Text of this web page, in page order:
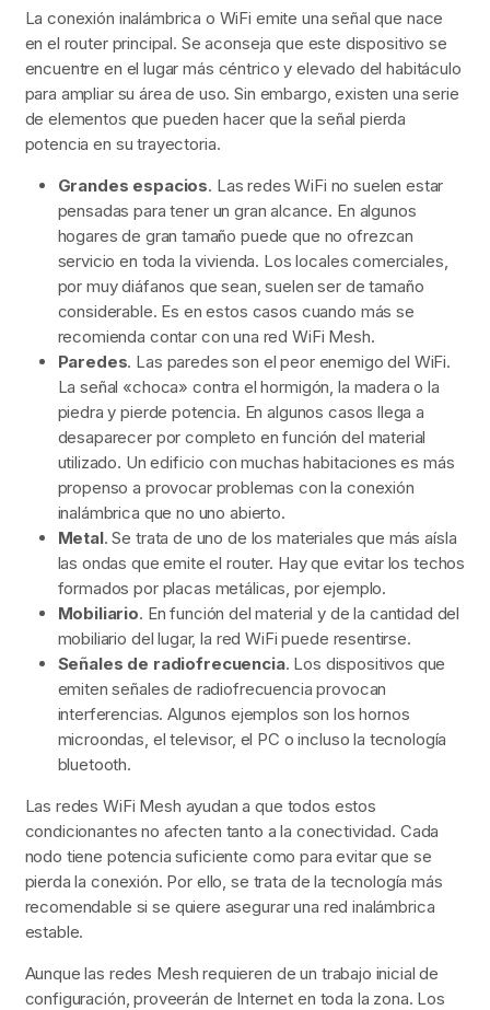
La conexión inalámbrica o WiFi emite una señal que nace
en el router principal. Se aconseja que este dispositivo se
encuentre en el lugar más céntrico y elevado del habitáculo
para ampliar su área de uso. Sin embargo, existen una serie
de elementos que pueden hacer que la señal pierda
potencia en su trayectoria.
Grandes espacios. Las redes WiFi no suelen estar
pensadas para tener un gran alcance. En algunos
hogares de gran tamaño puede que no ofrezcan
servicio en toda la vivienda. Los locales comerciales,
por muy diáfanos que sean, suelen ser de tamaño
considerable. Es en estos casos cuando más se
recomienda contar con una red WiFi Mesh.
Paredes. Las paredes son el peor enemigo del WiFi.
La señal «choca» contra el hormigón, la madera o la
piedra y pierde potencia. En algunos casos llega a
desaparecer por completo en función del material
utilizado. Un edificio con muchas habitaciones es más
propenso a provocar problemas con la conexión
inalámbrica que no uno abierto.
Metal. Se trata de uno de los materiales que más aísla
las ondas que emite el router. Hay que evitar los techos
formados por placas metálicas, por ejemplo.
Mobiliario. En función del material y de la cantidad del
mobiliario del lugar, la red WiFi puede resentirse.
Señales de radiofrecuencia. Los dispositivos que
emiten señales de radiofrecuencia provocan
interferencias. Algunos ejemplos son los hornos
microondas, el televisor, el PC o incluso la tecnología
bluetooth.
Las redes WiFi Mesh ayudan a que todos estos
condicionantes no afecten tanto a la conectividad. Cada
nodo tiene potencia suficiente como para evitar que se
pierda la conexión. Por ello, se trata de la tecnología más
recomendable si se quiere asegurar una red inalámbrica
estable.
Aunque las redes Mesh requieren de un trabajo inicial de
configuración, proveerán de Internet en toda la zona. Los